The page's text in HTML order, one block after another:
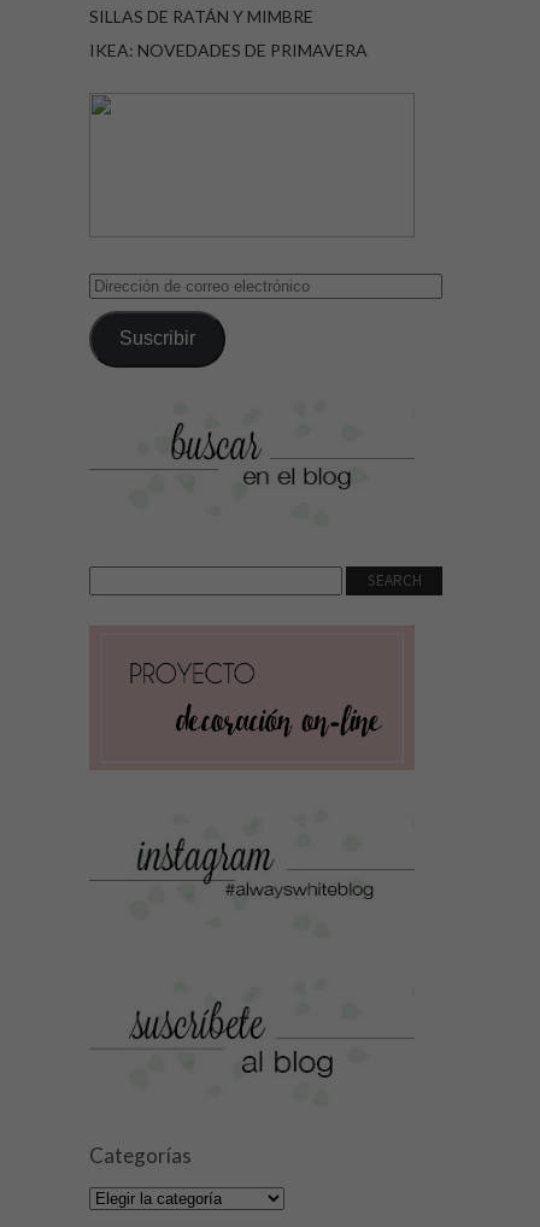
SILLAS DE RATÁN Y MIMBRE
IKEA: NOVEDADES DE PRIMAVERA
Dirección
correo
electrónico
Suscribir
Categorías
Categorías